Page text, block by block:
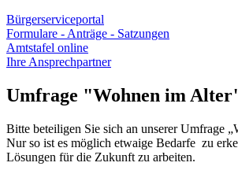
Bürgerserviceportal
Formulare - Anträge - Satzungen
Amtstafel online
Ihre Ansprechpartner
Umfrage "Wohnen im
Bitte beteiligen Sie sich an unserer Umfrage
Nur so ist es möglich etwaige Bedarfe zu
Lösungen für die Zukunft zu arbeiten.